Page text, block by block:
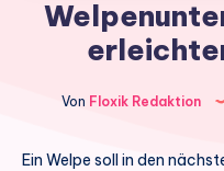
Von Floxik Redaktion
Ein Welpe soll in den